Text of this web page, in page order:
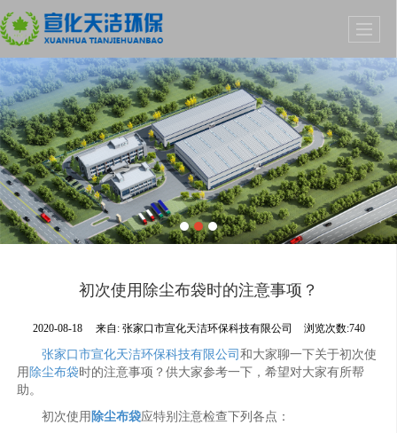
初次使用除尘布袋时的注意事项？
2020-08-18 来自: 张家口市宣化天洁环保科技有限公司 浏览次数:740
张家口市宣化天洁环保科技有限公司和大家聊一下关于初次使
用 除尘布袋时的注意事项？供大家参考一下，希望对大家有所帮
助。
初次使用 除尘布袋应特别注意检查下列各点：